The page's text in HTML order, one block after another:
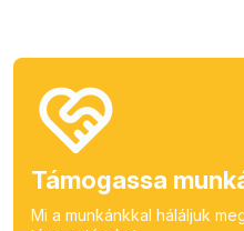
Támogassa
Mi a munkánkkal háláljuk